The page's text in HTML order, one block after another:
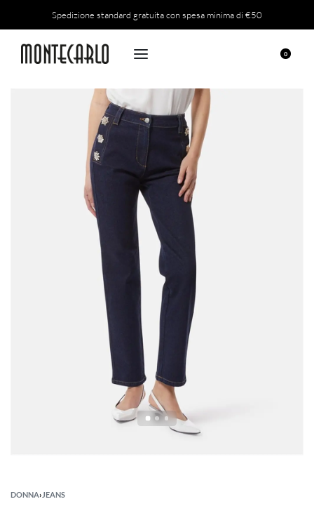
Spedizione standard gratuita con spesa minima di €50
0
DONNA› JEANS